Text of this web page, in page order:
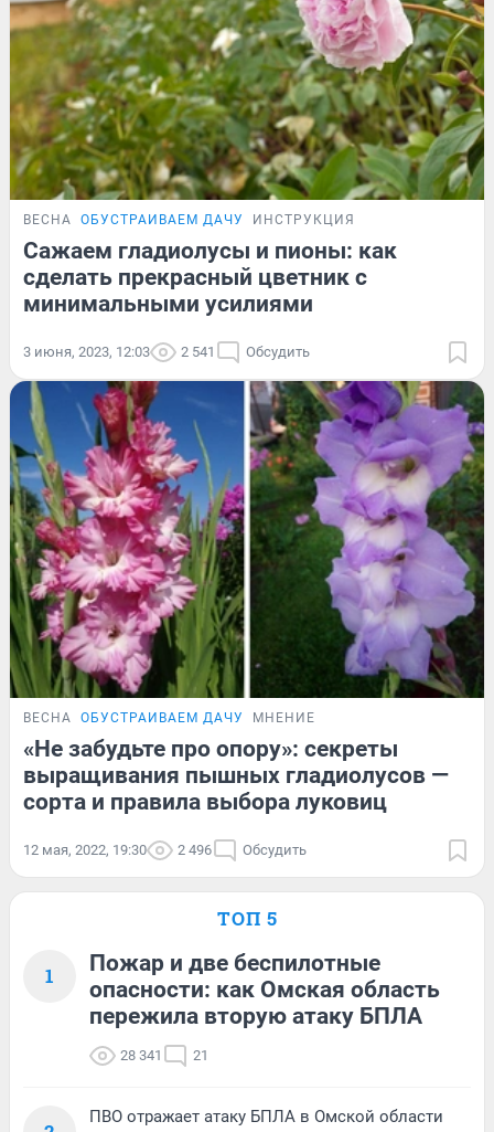
ВЕСНА ОБУСТРАИВАЕМ ДАЧУ ИНСТРУКЦИЯ
Сажаем гладиолусы и пионы: как
сделать прекрасный цветник с
минимальными усилиями
3 июня, 2023, 12:03 2 541 Обсудить
ВЕСНА ОБУСТРАИВАЕМ ДАЧУ МНЕНИЕ
«Не забудьте про опору»: секреты
выращивания пышных гладиолусов —
сорта и правила выбора луковиц
12 мая, 2022, 19:30 2 496 Обсудить
ТОП 5
1
Пожар и две беспилотные
опасности: как Омская область
пережила вторую атаку БПЛА
28 341 21
ПВО отражает атаку БПЛА в Омской области